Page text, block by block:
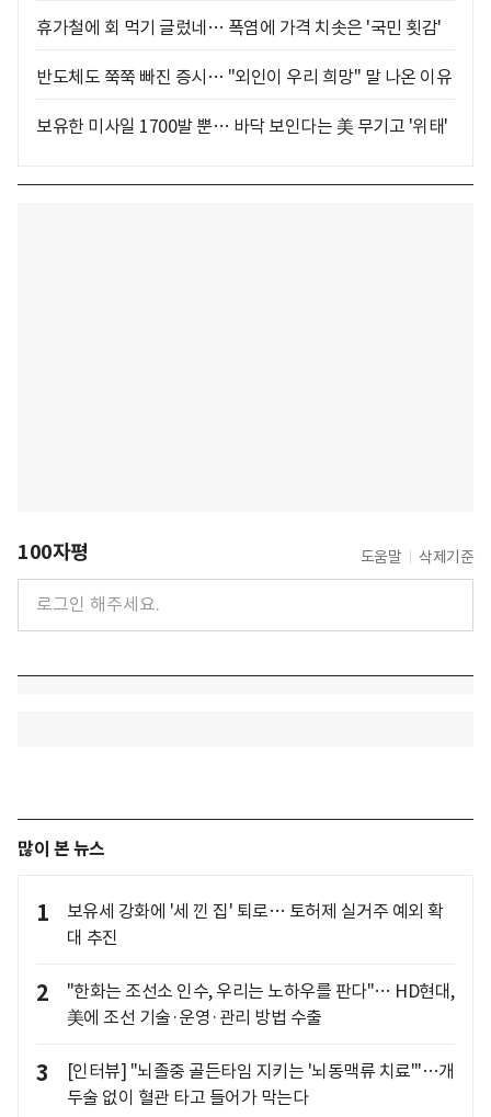
휴가철에 회 먹기 글렀네… 폭염에 가격 치솟은 '국민 횟감'
반도체도 쭉쭉 빠진 증시… "외인이 우리 희망" 말 나온 이유
보유한 미사일 1700발 뿐… 바닥 보인다는 美 무기고 '위태'
100자평 도움말 삭제기준
많이 본 뉴스
1
보유세 강화에 '세 낀 집' 퇴로… 토허제 실거주 예외 확
대 추진
2
"한화는 조선소 인수, 우리는 노하우를 판다"… HD현대,
美에 조선 기술·운영·관리 방법 수출
3
[인터뷰] "뇌졸중 골든타임 지키는 '뇌동맥류 치료'"…개
두술 없이 혈관 타고 들어가 막는다